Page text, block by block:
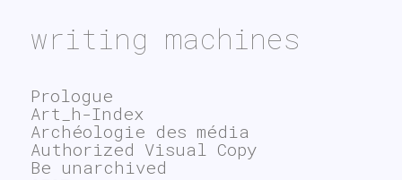
writing machines
Prologue
Art_h-Index
Archéologie des média
Authorized Visual Copy
Be unarchived